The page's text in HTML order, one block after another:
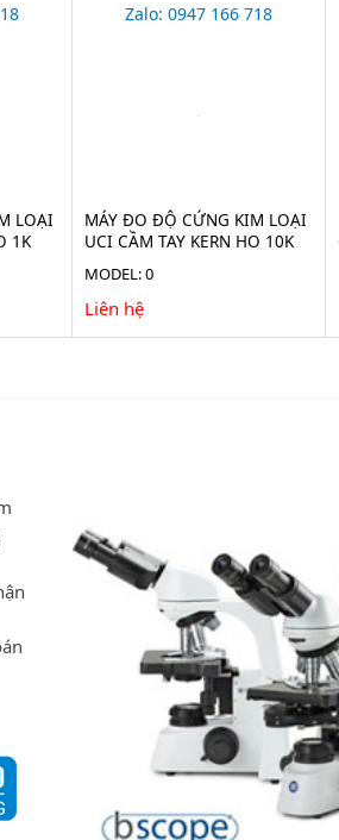
LOẠI
1K
Zalo: 0947 166 718
MÁY ĐO ĐỘ CỨNG KIM LOẠI
UCI CẦM TAY KERN HO 10K
MODEL: 0
Liên hệ